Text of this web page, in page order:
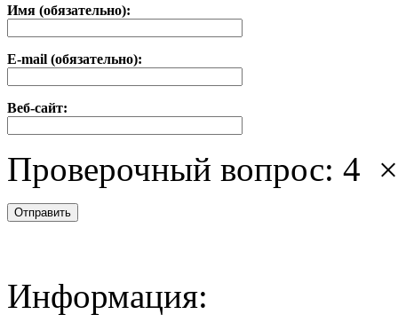
Имя (обязательно):
E-mail (обязательно):
Веб-сайт:
Проверочный вопрос: 4
Информация: